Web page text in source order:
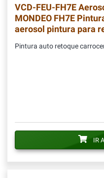
VCD-FEU-FH7E
MONDEO FH7E
aerosol pintura para
Pintura auto retoque
IR